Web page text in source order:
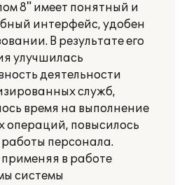
8" имеет понятный и
интерфейс, удобен
В результате его
улучшилась
деятельности
служб,
время на выполнение
операций, повысилось
работы персонала.
в работе
системы